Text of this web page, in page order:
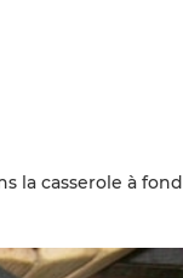
la casserole à fond